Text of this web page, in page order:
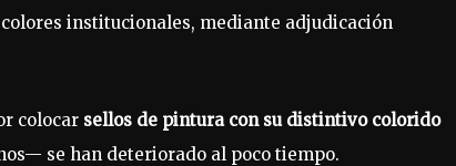
colores institucionales, mediante adjudicación
colocar sellos de pintura con su distintivo colorido
se han deteriorado al poco tiempo.